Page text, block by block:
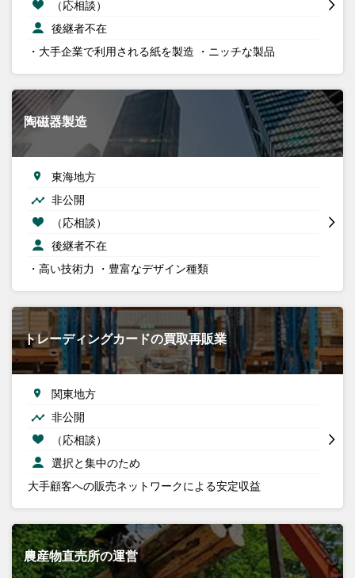
（応相談）
後継者不在
・大手企業で利用される紙を製造 ・ニッチな製品
陶磁器製造
東海地方
非公開
（応相談）
後継者不在
・高い技術力 ・豊富なデザイン種類
トレーディングカードの買取再販業
関東地方
非公開
（応相談）
選択と集中のため
大手顧客への販売ネットワークによる安定収益
農産物直売所の運営